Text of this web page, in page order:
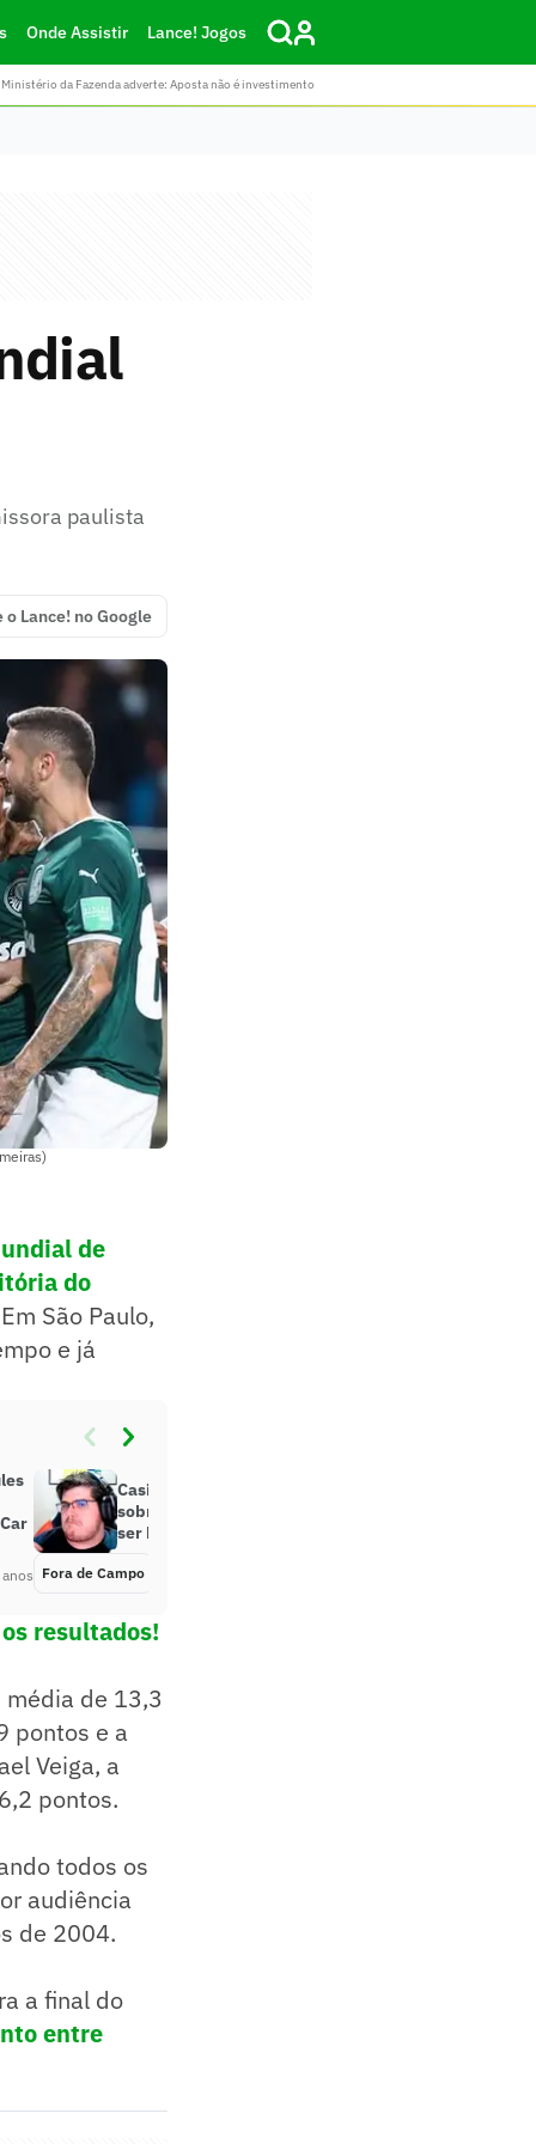
Onde Assistir Lance! Jogos
da Fazenda adverte: Aposta não é investimento
paulista
o Lance! no Google
de
do
São Paulo,
e já
Casimiro chama opinião de Monark
sobre nazismo de atrocidade: ‘Que
ser humano m…’
Fora de Campo
resultados!
de 13,3
pontos e a
Veiga, a
pontos.
todos os
audiência
de 2004.
a final do
entre